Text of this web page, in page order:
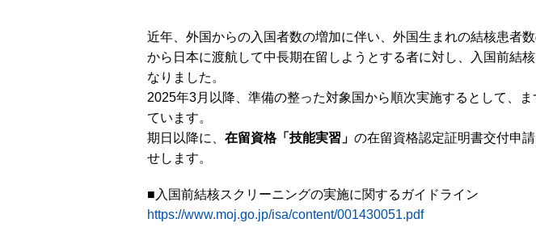
近年、外国からの入国者数の増加に伴い、外国生まれの結核患者
から日本に渡航して中長期在留しようとする者に対し、入国前結
なりました。
2025年3月以降、準備の整った対象国から順次実施するとして、
ています。
期日以降に、 在留資格「技能実習」 の在留資格認定証明書交付申
せします。
■入国前結核スクリーニングの実施に関するガイドライン
https://www.moj.go.jp/isa/content/001430051.pdf